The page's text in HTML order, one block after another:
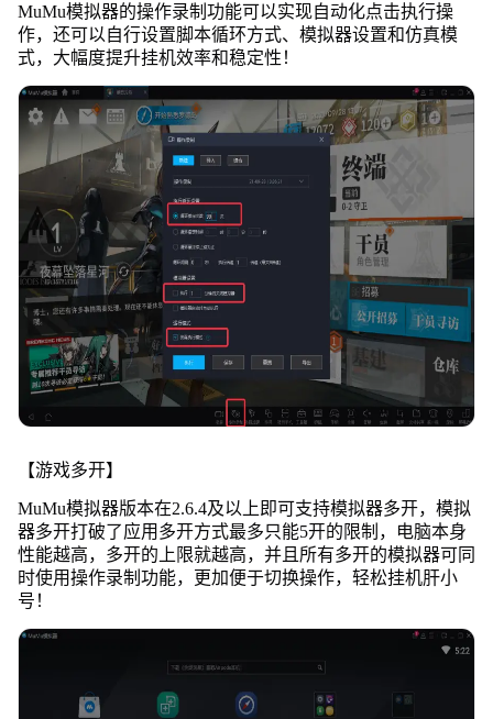
MuMu模拟器的操作录制功能可以实现自动化点击执行操
作，还可以自行设置脚本循环方式、模拟器设置和仿真模
式，大幅度提升挂机效率和稳定性！
【游戏多开】
MuMu模拟器版本在2.6.4及以上即可支持模拟器多开，模拟
器多开打破了应用多开方式最多只能5开的限制，电脑本身
性能越高，多开的上限就越高，并且所有多开的模拟器可同
时使用操作录制功能，更加便于切换操作，轻松挂机肝小
号！